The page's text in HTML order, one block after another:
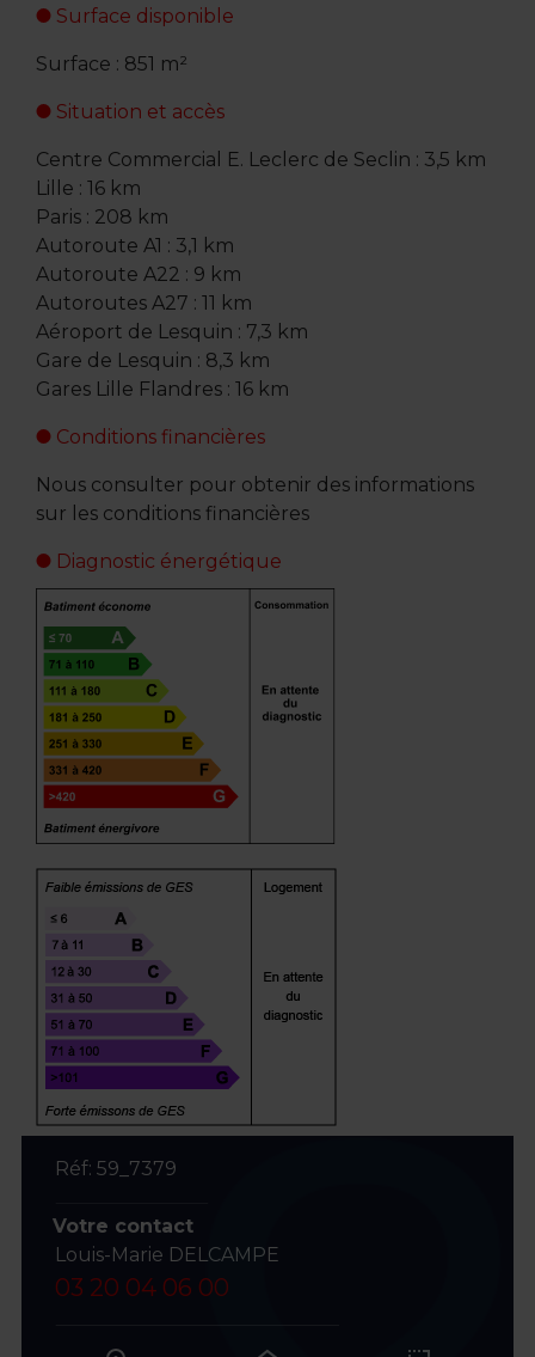
Surface disponible
Surface : 851 m²
Situation et accès
Centre Commercial E. Leclerc de Seclin : 3,5 km
Lille : 16 km
Paris : 208 km
Autoroute A1 : 3,1 km
Autoroute A22 : 9 km
Autoroutes A27 : 11 km
Aéroport de Lesquin : 7,3 km
Gare de Lesquin : 8,3 km
Gares Lille Flandres : 16 km
Conditions financières
Nous consulter pour obtenir des informations
sur les conditions financières
Diagnostic énergétique
Réf: 59_7379
Votre contact
Louis-Marie DELCAMPE
03 20 04 06 00